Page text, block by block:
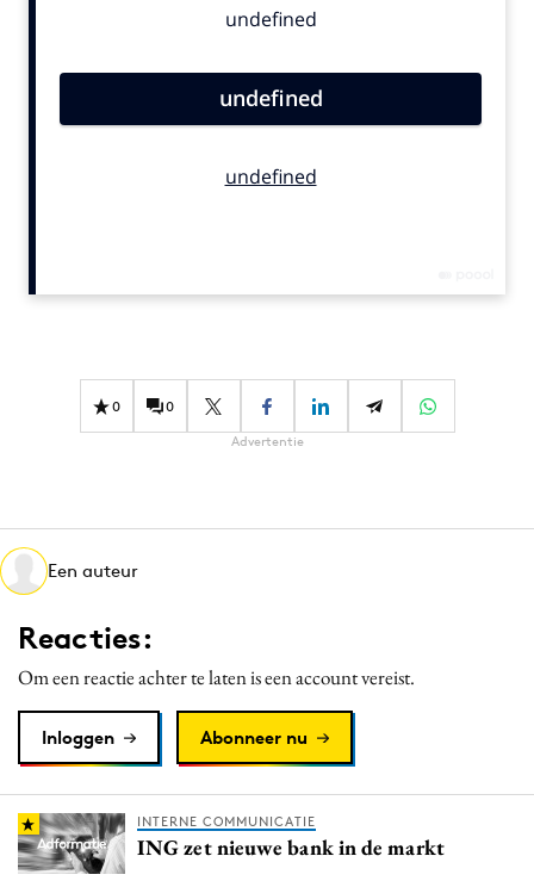
Contentmarketing
Effectiviteit
Gedragsverandering
Martech
Media
Merkstrategie
PR
Programmatic
Reputatie & crisis
0 0
Advertentie
Een auteur
Reacties:
Om een reactie achter te laten is een account vereist.
Inloggen Abonneer nu
INTERNE COMMUNICATIE
ING zet nieuwe bank in de markt